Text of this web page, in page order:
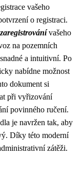
vašeho
o registraci.
vašeho
na pozemních
a intuitivní. Po
nabídne možnost
dokument si
při vyřizování
povinného ručení.
je navržen tak, aby
Díky této moderní
zátěži.